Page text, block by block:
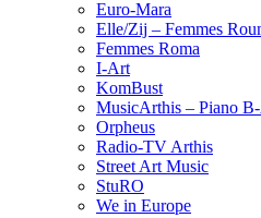
Euro-Mara
Elle/Zij – Femmes
Femmes Roma
I-Art
KomBust
MusicArthis – Piano
Orpheus
Radio-TV Arthis
Street Art Music
StuRO
We in Europe